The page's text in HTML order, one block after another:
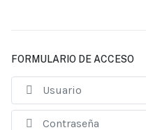
FORMULARIO DE ACCESO